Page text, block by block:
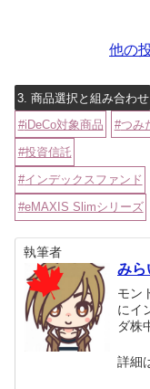
他の
3. 商品選択と組み合わせ
iDeCo対象商品
つみ
投資信託
インデックスファンド
eMAXIS Slimシリーズ
執筆者
みら
モン
にイ
ダ株
詳細